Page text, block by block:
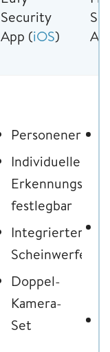
Security
App (iOS)
Individuelle
festlegbar
Integrierter
Scheinwerfer
Doppel-
Kamera-
Set